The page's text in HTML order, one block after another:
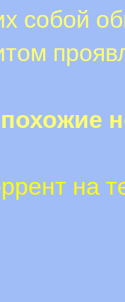
собой
на